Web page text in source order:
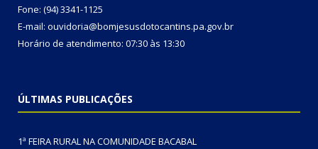
Fone: (94) 3341-1125
E-mail: ouvidoria@bomjesusdotocantins.pa.gov.br
Horário de atendimento: 07:30 às 13:30
ÚLTIMAS PUBLICAÇÕES
1ª FEIRA RURAL NA COMUNIDADE BACABAL